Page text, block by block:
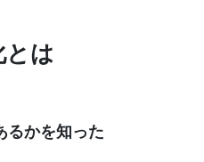
は
るかを知った